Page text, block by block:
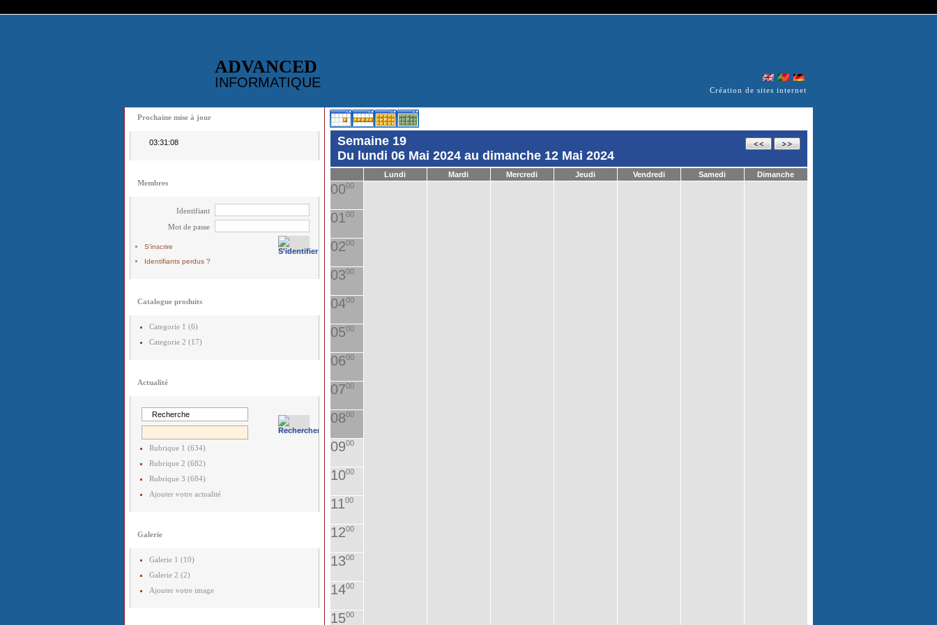
ADVANCED
INFORMATIQUE Création de sites internet
Prochaine mise à jour
03:31:08
Membres
Identifiant
Mot de passe
S'inscrire
Identifiants perdus ?
Catalogue produits
Categorie 1 (6)
Categorie 2 (17)
Actualité
Rubrique 1 (634)
Rubrique 2 (682)
Rubrique 3 (684)
Ajouter votre actualité
Galerie
Galerie 1 (10)
Galerie 2 (2)
Ajouter votre image
Semaine 19
Du lundi 06 Mai 2024 au dimanche 12 Mai 2024
Lundi Mardi Mercredi Jeudi Vendredi Samedi Dimanche
0000
0100
0200
0300
0400
0500
0600
0700
0800
0900
1000
1100
1200
1300
1400
1500